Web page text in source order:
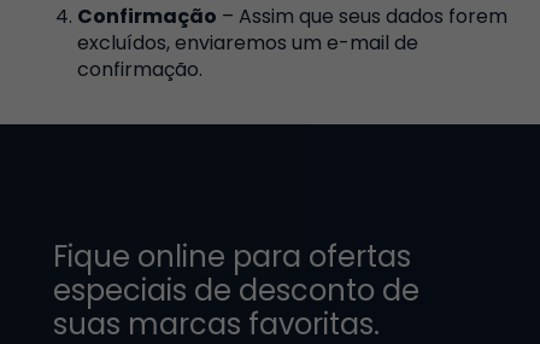
Confirmação – Assim que seus dados forem
excluídos, enviaremos um e-mail de
confirmação.
Fique online para ofertas
especiais de desconto de
suas marcas favoritas.